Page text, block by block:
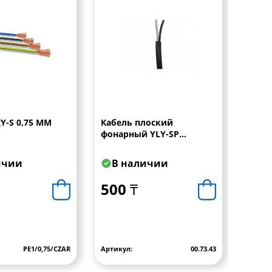
S 0,75 MM
PE1/0,75/CZAR
Кабель плоский
фонарный YLY-SP
В наличии
500 ₸
Артикул: 00.73.43